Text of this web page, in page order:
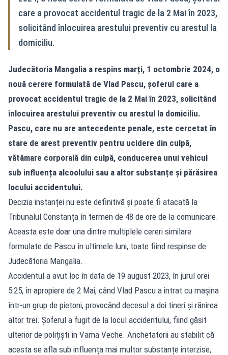
care a provocat accidentul tragic de la 2 Mai în 2023,
solicitând înlocuirea arestului preventiv cu arestul la
domiciliu.
Judecătoria Mangalia a respins marți, 1 octombrie 2024, o
nouă cerere formulată de Vlad Pascu, șoferul care a
provocat accidentul tragic de la 2 Mai în 2023, solicitând
înlocuirea arestului preventiv cu arestul la domiciliu.
Pascu, care nu are antecedente penale, este cercetat în
stare de arest preventiv pentru ucidere din culpă,
vătămare corporală din culpă, conducerea unui vehicul
sub influența alcoolului sau a altor substanțe și părăsirea
locului accidentului.
Decizia instanței nu este definitivă și poate fi atacată la
Tribunalul Constanța în termen de 48 de ore de la comunicare.
Aceasta este doar una dintre multiplele cereri similare
formulate de Pascu în ultimele luni, toate fiind respinse de
Judecătoria Mangalia.
Accidentul a avut loc în data de 19 august 2023, în jurul orei
5:25, în apropiere de 2 Mai, când Vlad Pascu a intrat cu mașina
într-un grup de pietoni, provocând decesul a doi tineri și rănirea
altor trei. Șoferul a fugit de la locul accidentului, fiind găsit
ulterior de polițiști în Vama Veche. Anchetatorii au stabilit că
acesta se afla sub influența mai multor substanțe interzise,